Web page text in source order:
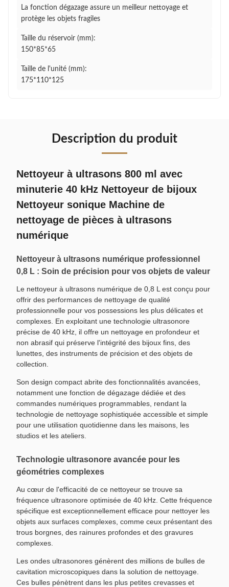
La fonction dégazage assure un meilleur nettoyage et
protège les objets fragiles
Taille du réservoir (mm):
150*85*65
Taille de l'unité (mm):
175*110*125
Description du produit
Nettoyeur à ultrasons 800 ml avec
minuterie 40 kHz Nettoyeur de bijoux
Nettoyeur sonique Machine de
nettoyage de pièces à ultrasons
numérique
Nettoyeur à ultrasons numérique professionnel
0,8 L : Soin de précision pour vos objets de valeur
Le nettoyeur à ultrasons numérique de 0,8 L est conçu pour
offrir des performances de nettoyage de qualité
professionnelle pour vos possessions les plus délicates et
complexes. En exploitant une technologie ultrasonore
précise de 40 kHz, il offre un nettoyage en profondeur et
non abrasif qui préserve l'intégrité des bijoux fins, des
lunettes, des instruments de précision et des objets de
collection.
Son design compact abrite des fonctionnalités avancées,
notamment une fonction de dégazage dédiée et des
commandes numériques programmables, rendant la
technologie de nettoyage sophistiquée accessible et simple
pour une utilisation quotidienne dans les maisons, les
studios et les ateliers.
Technologie ultrasonore avancée pour les
géométries complexes
Au cœur de l'efficacité de ce nettoyeur se trouve sa
fréquence ultrasonore optimisée de 40 kHz. Cette fréquence
spécifique est exceptionnellement efficace pour nettoyer les
objets aux surfaces complexes, comme ceux présentant des
trous borgnes, des rainures profondes et des gravures
complexes.
Les ondes ultrasonores génèrent des millions de bulles de
cavitation microscopiques dans la solution de nettoyage.
Ces bulles pénètrent dans les plus petites crevasses et